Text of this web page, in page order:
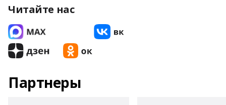
Читайте нас
Партнеры